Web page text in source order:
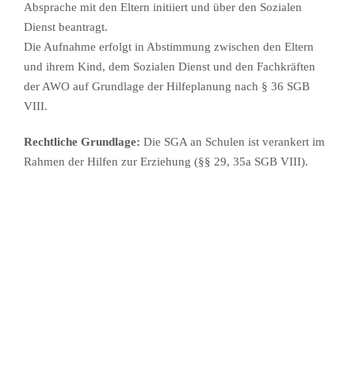
Absprache mit den Eltern initiiert und über den Sozialen
Dienst beantragt.
Die Aufnahme erfolgt in Abstimmung zwischen den Eltern
und ihrem Kind, dem Sozialen Dienst und den Fachkräften
der AWO auf Grundlage der Hilfeplanung nach § 36 SGB
VIII.
Rechtliche Grundlage: Die SGA an Schulen ist verankert im
Rahmen der Hilfen zur Erziehung (§§ 29, 35a SGB VIII).